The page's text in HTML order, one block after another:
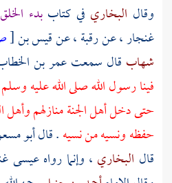
وقال البخاري في كتاببدء الخلق
غنجار، عنرقبة، عنقيس بن[
شهاب قال سمعتعمر بن
فينا رسول الله صلى الله عليه
حتى دخل أهل الجنة منازلهم وأهل
حفظه ونسيه من نسيه. قالأبو
قال البخاري ، وإنما رواهعيسى